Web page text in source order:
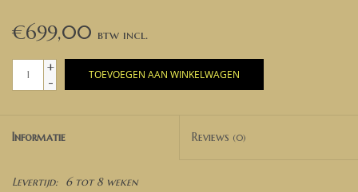
€699,00
+
-
TOEVOEGEN AAN WINKELWAGEN
Informatie Reviews (0)
Levertijd: 6 tot 8 weken